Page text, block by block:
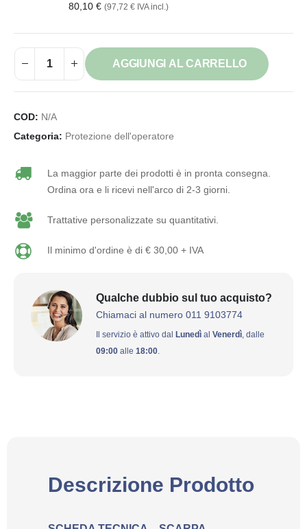
80,10 € (97,72 € IVA incl.)
AGGIUNGI AL CARRELLO
COD: N/A
Categoria: Protezione dell'operatore
La maggior parte dei prodotti è in pronta consegna.
Ordina ora e li ricevi nell'arco di 2-3 giorni.
Trattative personalizzate su quantitativi.
Il minimo d'ordine è di € 30,00 + IVA
Qualche dubbio sul tuo acquisto?
Chiamaci al numero 011 9103774
Il servizio è attivo dal Lunedì al Venerdì, dalle
09:00 alle 18:00.
Descrizione Prodotto